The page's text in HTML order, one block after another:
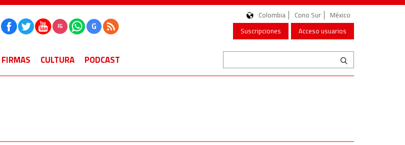
IG G
Colombia Cono Sur
México
Suscripciones
Acceso usuarios
FIRMAS CULTURA PODCAST